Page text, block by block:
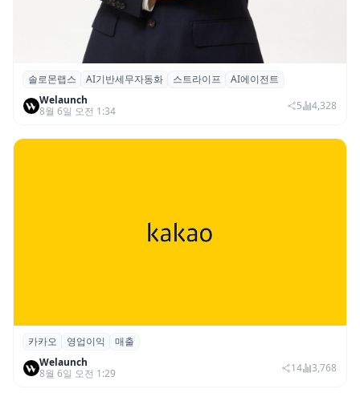
솔로몬랩스, 스트라이프 출신 이창헌 영입…
절세 전략 AI 에이전트 개발 본격화
솔로몬랩스 AI기반세무자동화 스트라이프
AI에이전트
Welaunch
8월 6일 오전 1:34
5 4,328
카카오, 2026년 2분기 매출 2조985억·영업
이익 2770억…역대 분기 최대
카카오 영업이익
매출
Welaunch
8월 6일 오전 1:29
14 3,768